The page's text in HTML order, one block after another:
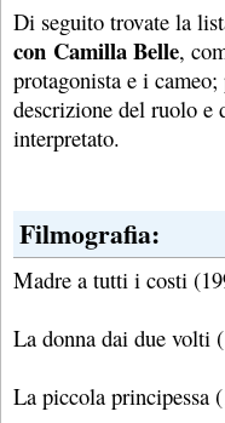
Di seguito trovate la
con Camilla Belle,
protagonista e i
descrizione del ruolo e
interpretato.
Filmografia:
Madre a tutti i costi
La donna dai due volti
La piccola principessa